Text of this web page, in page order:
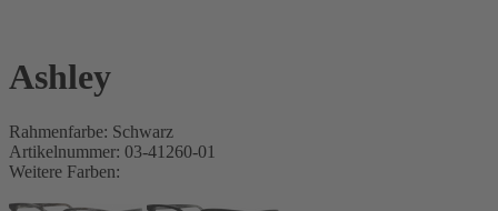
Ashley
Rahmenfarbe: Schwarz
Artikelnummer: 03-41260-01
Weitere Farben: